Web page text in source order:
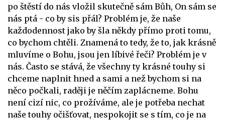
po štěstí do nás vložil skutečně sám Bůh, On sám se
nás ptá - co by sis přál? Problém je, že naše
každodennost jako by šla někdy přímo proti tomu,
co bychom chtěli. Znamená to tedy, že to, jak krásně
mluvíme o Bohu, jsou jen líbivé řeči? Problém je v
nás. Často se stává, že všechny ty krásné touhy si
chceme naplnit hned a sami a než bychom si na
něco počkali, raději je něčím zaplácneme. Bohu
není cizí nic, co prožíváme, ale je potřeba nechat
naše touhy očišťovat, nespokojit se s tím, co je na